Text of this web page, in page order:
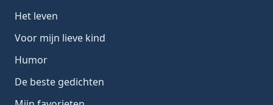
Het leven
Voor mijn lieve kind
Humor
De beste gedichten